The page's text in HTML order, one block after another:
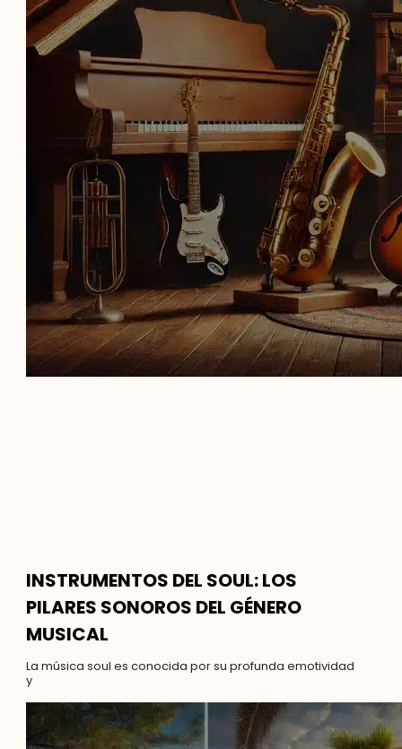
INSTRUMENTOS DEL SOUL: LOS
PILARES SONOROS DEL GÉNERO
MUSICAL
La música soul es conocida por su profunda emotividad
y